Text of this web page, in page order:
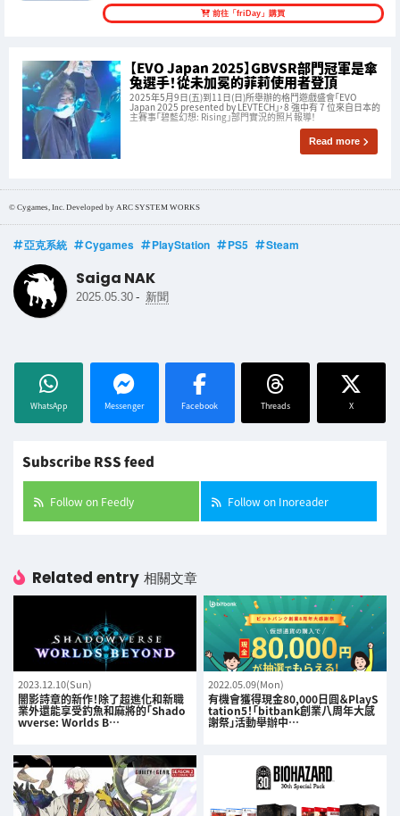
前往「friDay」購買
【EVO Japan 2025】GBVSR部門冠軍是傘
兔選手！從未加冕的菲莉使用者登頂
2025年5月9日(五)到11日(日)所舉辦的格鬥遊戲盛會「EVO
Japan 2025 presented by LEVTECH」，8 強中有 7 位來自日本的
主賽事「碧藍幻想: Rising」部門實況的照片報導！
Read more
© Cygames, Inc. Developed by ARC SYSTEM WORKS
亞克系統 Cygames PlayStation PS5 Steam
Saiga NAK
2025.05.30 - 新聞
WhatsApp Messenger Facebook Threads X
Subscribe RSS feed
Follow on Feedly Follow on Inoreader
Related entry 相關文章
2023.12.10(Sun)
闇影詩章的新作！除了超進化和新職
業外還能享受釣魚和麻將的「Shado
wverse: Worlds B…
2022.05.09(Mon)
有機會獲得現金80,000日圓＆PlayS
tation5！「bitbank創業八周年大感
謝祭」活動舉辦中…